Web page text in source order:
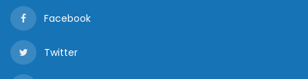
Facebook
Twitter